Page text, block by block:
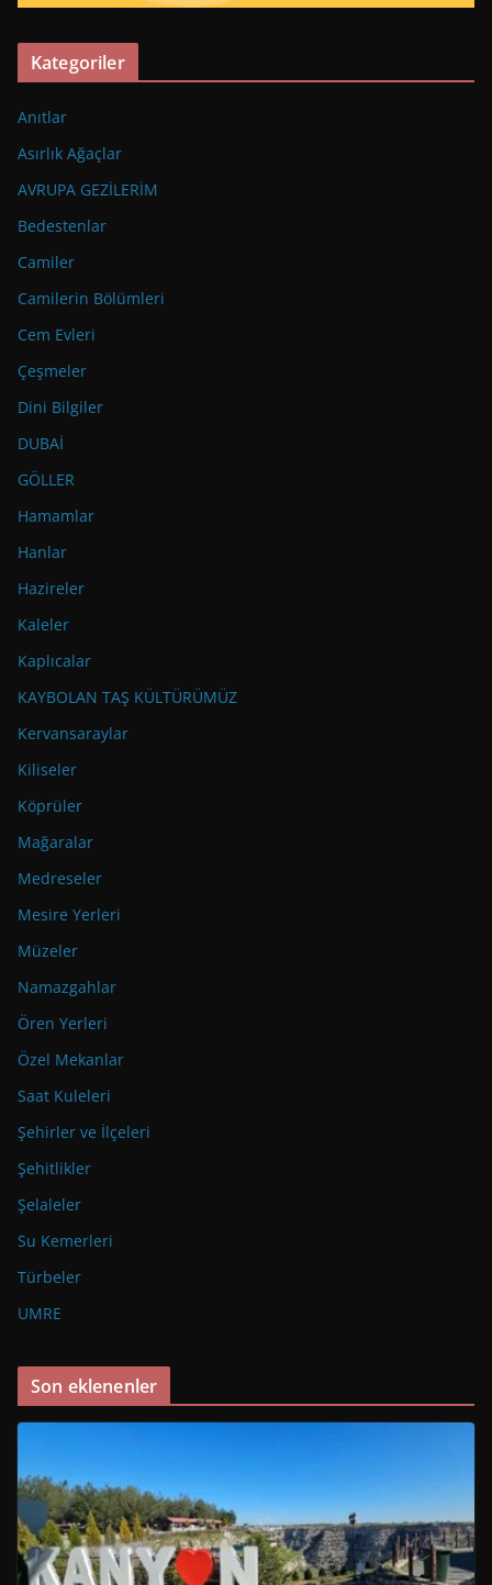
Kategoriler
Anıtlar
Asırlık Ağaçlar
AVRUPA GEZİLERİM
Bedestenlar
Camiler
Camilerin Bölümleri
Cem Evleri
Çeşmeler
Dini Bilgiler
DUBAİ
GÖLLER
Hamamlar
Hanlar
Hazireler
Kaleler
Kaplıcalar
KAYBOLAN TAŞ KÜLTÜRÜMÜZ
Kervansaraylar
Kiliseler
Köprüler
Mağaralar
Medreseler
Mesire Yerleri
Müzeler
Namazgahlar
Ören Yerleri
Özel Mekanlar
Saat Kuleleri
Şehirler ve İlçeleri
Şehitlikler
Şelaleler
Su Kemerleri
Türbeler
UMRE
Son eklenenler